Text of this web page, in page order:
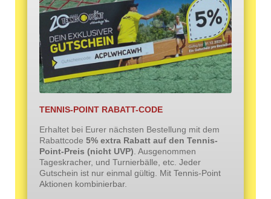
TENNIS-POINT RABATT-CODE
Erhaltet bei Eurer nächsten Bestellung mit dem
Rabattcode 5% extra Rabatt auf den Tennis-
Point-Preis (nicht UVP) . Ausgenommen
Tageskracher, und Turnierbälle, etc. Jeder
Gutschein ist nur einmal gültig. Mit Tennis-Point
Aktionen kombinierbar.